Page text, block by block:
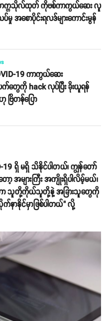
က္ကသိုလ်ထုတ် ကိုဗစ်ကာကွယ်ဆေး လူ
မှု အစောပိုင်းရလဒ်များကောင်းမွန်
19 ကာကွယ်ဆေး
ေကို hack လုပ်ပြီး ခိုးယူရန်
ဗြိတန်ပြော
ရှိ မရှိ သိနိုင်ပါတယ်၊ ကျွန်တော်
အများကြီး အကျိုးရှိပါလိမ့်မယ်၊
ာ သူတို့ကိုယ်သူတို့နဲ့ အခြားသူတွေကို
ာနိုင်မှာဖြစ်ပါတယ်" လို့